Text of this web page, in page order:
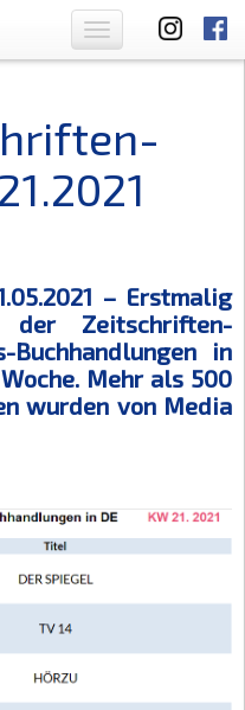
Toggle
navigation
– Erstmalig
Zeitschriften-
Buchhandlungen in
Mehr als 500
wurden von Media